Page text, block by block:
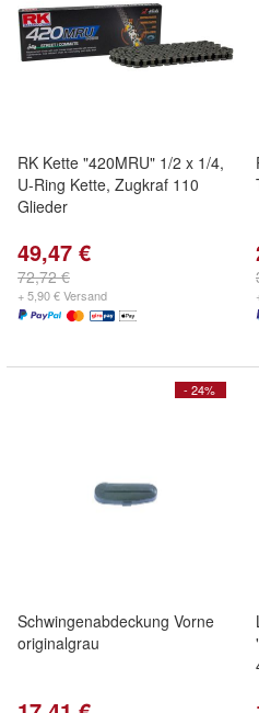
RK Kette "420MRU" 1/2 x 1/4,
U-Ring Kette, Zugkraf 110
Glieder
49,47 €
72,72 €
+ 5,90 € Versand
- 24%
Schwingenabdeckung Vorne
originalgrau